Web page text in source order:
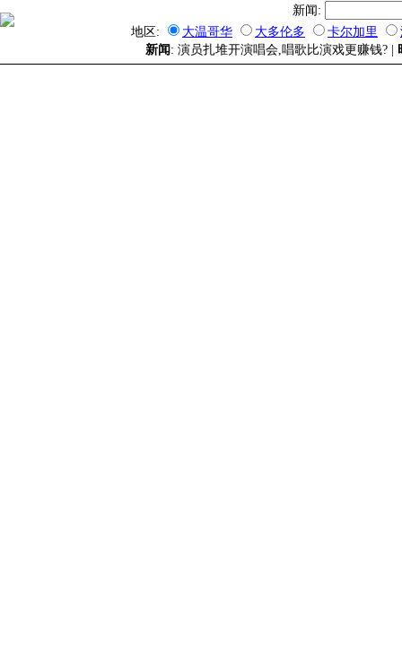
新闻:
地区:
大温哥华 大多伦多 卡尔加里
新闻 : 演员扎堆开演唱会,唱歌比演戏更赚钱? |